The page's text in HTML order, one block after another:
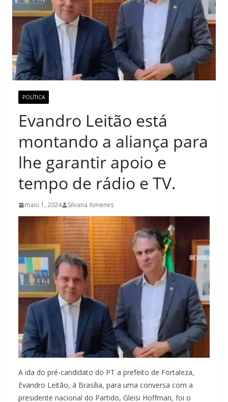
POLÍTICA
Evandro Leitão está
montando a aliança para
lhe garantir apoio e
tempo de rádio e TV.
maio 1, 2024 Silvana Ximenes
A ida do pré-candidato do PT a prefeito de Fortaleza,
Evandro Leitão, à Brasília, para uma conversa com a
presidente nacional do Partido, Gleisi Hoffman, foi o